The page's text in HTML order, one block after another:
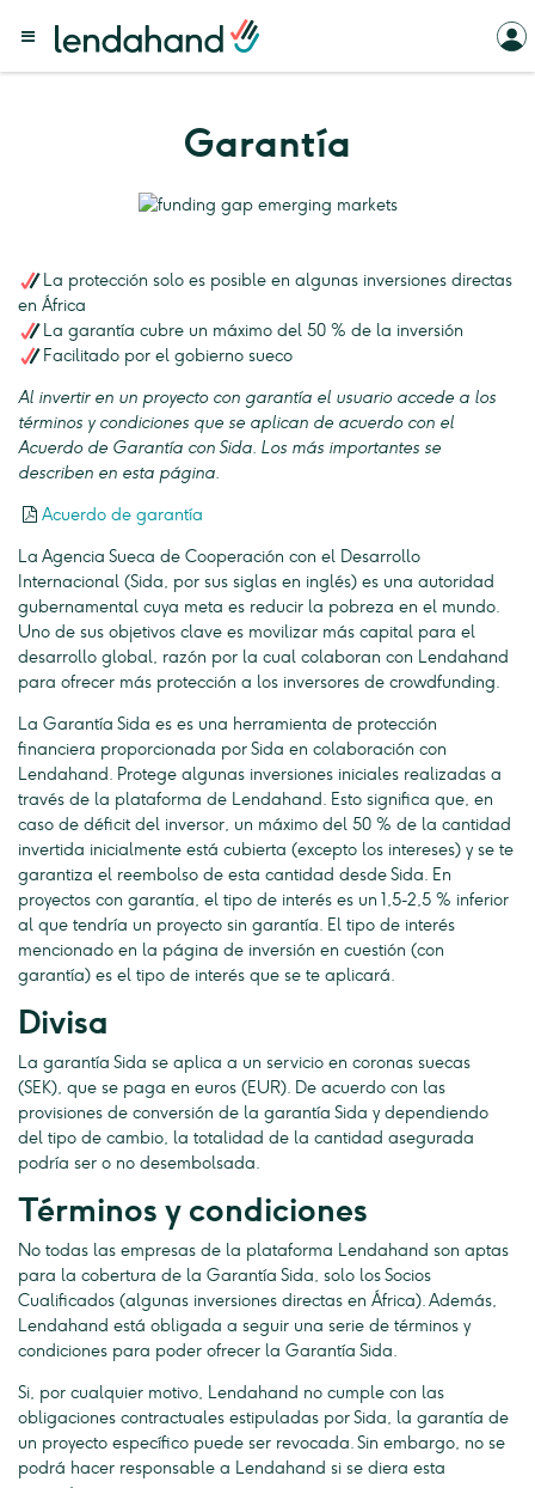
Garantía
La protección solo es posible en algunas inversiones directas
en África
La garantía cubre un máximo del 50 % de la inversión
Facilitado por el gobierno sueco
Al invertir en un proyecto con garantía el usuario accede a los
términos y condiciones que se aplican de acuerdo con el
Acuerdo de Garantía con Sida. Los más importantes se
describen en esta página.
Acuerdo de garantía
La Agencia Sueca de Cooperación con el Desarrollo
Internacional (Sida, por sus siglas en inglés) es una autoridad
gubernamental cuya meta es reducir la pobreza en el mundo.
Uno de sus objetivos clave es movilizar más capital para el
desarrollo global, razón por la cual colaboran con Lendahand
para ofrecer más protección a los inversores de crowdfunding.
La Garantía Sida es es una herramienta de protección
financiera proporcionada por Sida en colaboración con
Lendahand. Protege algunas inversiones iniciales realizadas a
través de la plataforma de Lendahand. Esto significa que, en
caso de déficit del inversor, un máximo del 50 % de la cantidad
invertida inicialmente está cubierta (excepto los intereses) y se te
garantiza el reembolso de esta cantidad desde Sida. En
proyectos con garantía, el tipo de interés es un 1,5-2,5 % inferior
al que tendría un proyecto sin garantía. El tipo de interés
mencionado en la página de inversión en cuestión (con
garantía) es el tipo de interés que se te aplicará.
Divisa
La garantía Sida se aplica a un servicio en coronas suecas
(SEK), que se paga en euros (EUR). De acuerdo con las
provisiones de conversión de la garantía Sida y dependiendo
del tipo de cambio, la totalidad de la cantidad asegurada
podría ser o no desembolsada.
Términos y condiciones
No todas las empresas de la plataforma Lendahand son aptas
para la cobertura de la Garantía Sida, solo los Socios
Cualificados (algunas inversiones directas en África). Además,
Lendahand está obligada a seguir una serie de términos y
condiciones para poder ofrecer la Garantía Sida.
Si, por cualquier motivo, Lendahand no cumple con las
obligaciones contractuales estipuladas por Sida, la garantía de
un proyecto específico puede ser revocada. Sin embargo, no se
podrá hacer responsable a Lendahand si se diera esta